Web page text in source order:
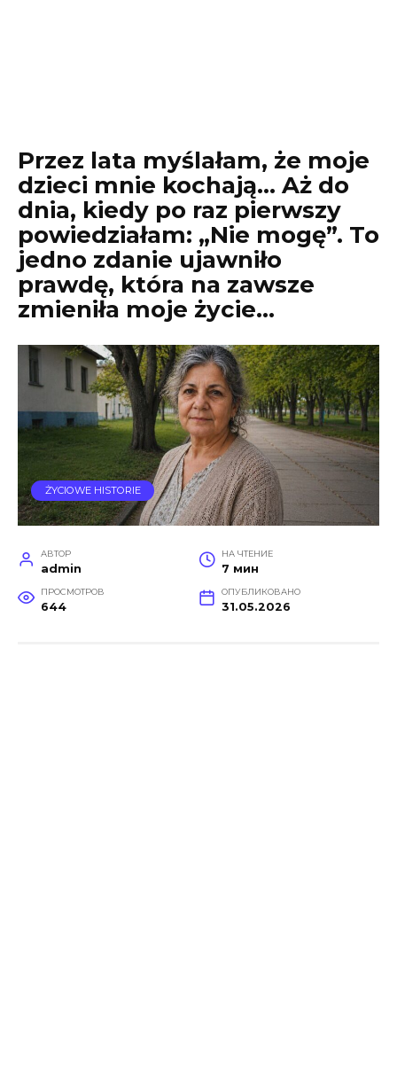
Przez lata myślałam, że moje
dzieci mnie kochają… Aż do
dnia, kiedy po raz pierwszy
powiedziałam: „Nie mogę”. To
jedno zdanie ujawniło
prawdę, która na zawsze
zmieniła moje życie…
ŻYCIOWE HISTORIE
АВТОР
admin
НА ЧТЕНИЕ
7 мин
ПРОСМОТРОВ
644
ОПУБЛИКОВАНО
31.05.2026